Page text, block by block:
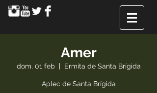
Amer
dom, 01 feb
  |
Ermita de Santa Brígida
Aplec de Santa Brígida